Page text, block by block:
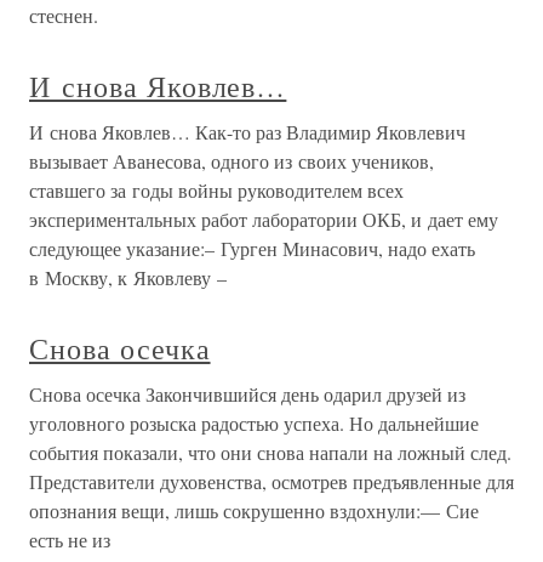
стеснен.
И снова Яковлев…
И снова Яковлев… Как-то раз Владимир Яковлевич
вызывает Аванесова, одного из своих учеников,
ставшего за годы войны руководителем всех
экспериментальных работ лаборатории ОКБ, и дает ему
следующее указание:– Гурген Минасович, надо ехать
в Москву, к Яковлеву –
Снова осечка
Снова осечка Закончившийся день одарил друзей из
уголовного розыска радостью успеха. Но дальнейшие
события показали, что они снова напали на ложный след.
Представители духовенства, осмотрев предъявленные для
опознания вещи, лишь сокрушенно вздохнули:— Сие
есть не из